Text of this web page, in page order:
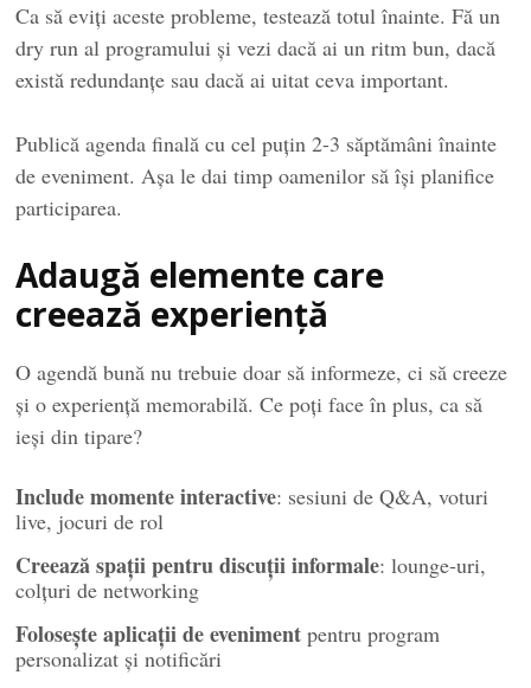
Ca să eviți aceste probleme, testează totul înainte. Fă un
dry run al programului și vezi dacă ai un ritm bun, dacă
există redundanțe sau dacă ai uitat ceva important.
Publică agenda finală cu cel puțin 2-3 săptămâni înainte
de eveniment. Așa le dai timp oamenilor să își planifice
participarea.
Adaugă elemente care
creează experiență
O agendă bună nu trebuie doar să informeze, ci să creeze
și o experiență memorabilă. Ce poți face în plus, ca să
ieși din tipare?
Include momente interactive: sesiuni de Q&A, voturi
live, jocuri de rol
Creează spații pentru discuții informale: lounge-uri,
colțuri de networking
Folosește aplicații de eveniment pentru program
personalizat și notificări